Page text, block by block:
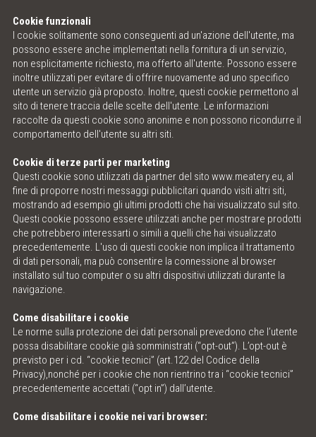
Cookie funzionali
I cookie solitamente sono conseguenti ad un'azione dell'utente, ma
possono essere anche implementati nella fornitura di un servizio,
non esplicitamente richiesto, ma offerto all'utente. Possono essere
inoltre utilizzati per evitare di offrire nuovamente ad uno specifico
utente un servizio già proposto. Inoltre, questi cookie permettono al
sito di tenere traccia delle scelte dell'utente. Le informazioni
raccolte da questi cookie sono anonime e non possono ricondurre il
comportamento dell'utente su altri siti.
Cookie di terze parti per marketing
Questi cookie sono utilizzati da partner del sito www.meatery.eu , al
fine di proporre nostri messaggi pubblicitari quando visiti altri siti,
mostrando ad esempio gli ultimi prodotti che hai visualizzato sul sito.
Questi cookie possono essere utilizzati anche per mostrare prodotti
che potrebbero interessarti o simili a quelli che hai visualizzato
precedentemente. L'uso di questi cookie non implica il trattamento
di dati personali, ma può consentire la connessione al browser
installato sul tuo computer o su altri dispositivi utilizzati durante la
navigazione.
Come disabilitare i cookie
Le norme sulla protezione dei dati personali prevedono che l’utente
possa disabilitare cookie già somministrati (“opt-out”). L’opt-out è
previsto per i cd. “cookie tecnici” (art.122 del Codice della
Privacy),nonché per i cookie che non rientrino tra i “cookie tecnici”
precedentemente accettati (“opt in”) dall’utente.
Come disabilitare i cookie nei vari browser: